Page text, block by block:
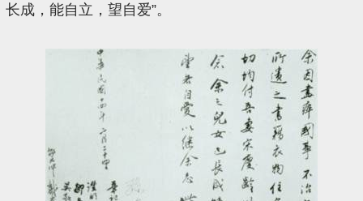
长成，能自立，望自爱”。